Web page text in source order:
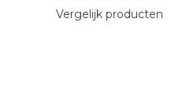
Vergelijk producten